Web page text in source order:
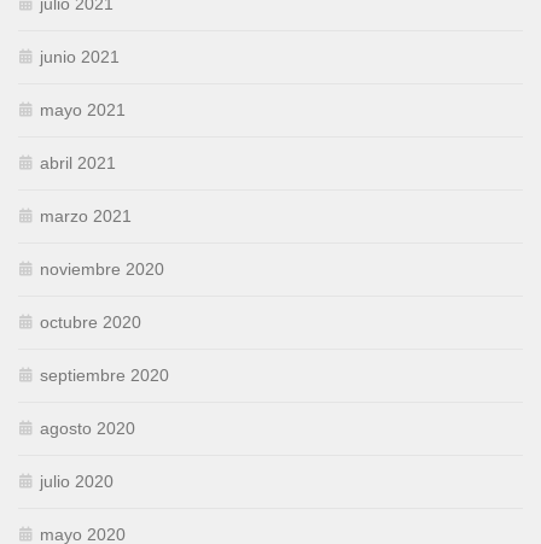
julio 2021
junio 2021
mayo 2021
abril 2021
marzo 2021
noviembre 2020
octubre 2020
septiembre 2020
agosto 2020
julio 2020
mayo 2020